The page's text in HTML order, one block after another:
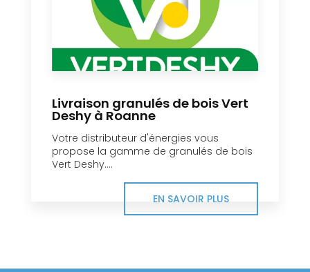
Livraison granulés de bois Vert
Deshy à Roanne
Votre distributeur d'énergies vous
propose la gamme de granulés de bois
Vert Deshy....
EN SAVOIR PLUS